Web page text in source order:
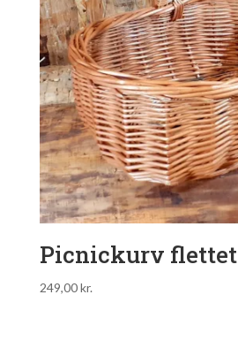
Picnickurv flettet
249,00kr.